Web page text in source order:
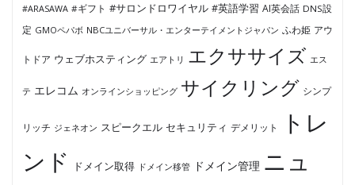
#ARASAWA #ギフト #サロンドロワイヤル #英語学習 AI英会話 DNS設
定 GMOペパボ NBCユニバーサル・エンターテイメントジャパン ふわ姫 アウ
トドア ウェブホスティング エアトリ エクササイズ エス
テ エレコム オンラインショッピング サイクリング シンプ
リッチ ジェネオン スピークエル セキュリティ デメリット
トレ
ンド
ドメイン取得 ドメイン移管 ドメイン管理 ニュ